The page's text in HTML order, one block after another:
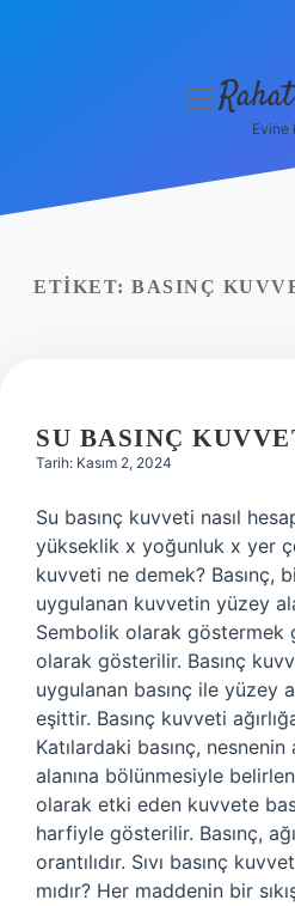
Yasal Uyarı
menüyü
Evine
ETIKET: BASINÇ
SU BASINÇ
Tarih: Kasım 2, 2024
Su basınç kuvveti nasıl
yükseklik x yoğunluk x yer
kuvveti ne demek? Basınç,
uygulanan kuvvetin yüzey
Sembolik olarak göstermek
olarak gösterilir. Basınç
uygulanan basınç ile yüzey
eşittir. Basınç kuvveti
Katılardaki basınç, nesnenin
alanına bölünmesiyle
olarak etki eden kuvvete
harfiyle gösterilir. Basınç,
orantılıdır. Sıvı basınç
mıdır? Her maddenin bir